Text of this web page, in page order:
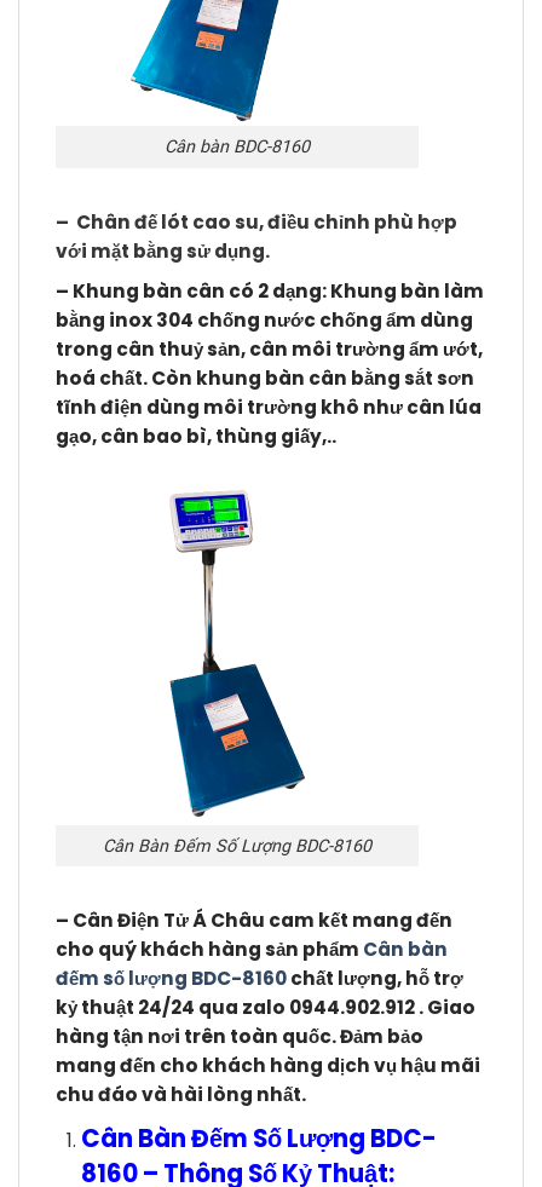
Cân bàn BDC-8160
– Chân đế lót cao su, điều chỉnh phù hợp
với mặt bằng sử dụng.
– Khung bàn cân có 2 dạng: Khung bàn làm
bằng inox 304 chống nước chống ẩm dùng
trong cân thuỷ sản, cân môi trường ẩm ướt,
hoá chất. Còn khung bàn cân bằng sắt sơn
tĩnh điện dùng môi trường khô như cân lúa
gạo, cân bao bì, thùng giấy,..
Cân Bàn Đếm Số Lượng BDC-8160
– Cân Điện Tử Á Châu cam kết mang đến
cho quý khách hàng sản phẩm Cân bàn
đếm số lượng BDC-8160chất lượng, hỗ trợ
kỷ thuật 24/24 qua zalo 0944.902.912 . Giao
hàng tận nơi trên toàn quốc. Đảm bảo
mang đến cho khách hàng dịch vụ hậu mãi
chu đáo và hài lòng nhất.
Cân Bàn Đếm Số Lượng BDC-
8160 – Thông Số Kỷ Thuật: